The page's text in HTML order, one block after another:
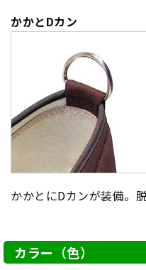
かかとDカン
かかとにDカンが装備。
カラー（色）